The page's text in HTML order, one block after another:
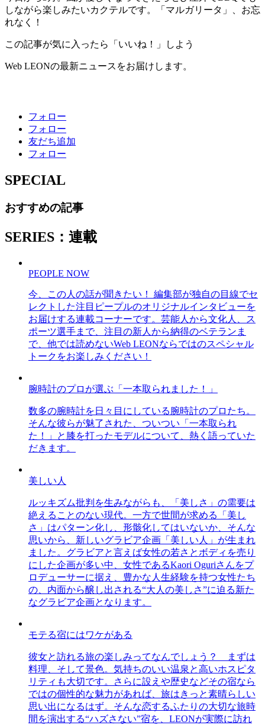
しながら楽しみたいカクテルです。「マルガリータ」、お忘
れなく！
この記事が気に入ったら「いいね！」しよう
Web LEONの最新ニュースをお届けします。
フォロー
フォロー
友だち追加
フォロー
SPECIAL
おすすめの記事
SERIES：連載
PEOPLE NOW
今、この人の話が聞きたい！ 編集部が独自の目線でセ
レクトした注目ピープルのオリジナルインタビューを
お届けする連載コーナーです。芸能人から文化人、ス
ポーツ選手まで、注目の新人から納得のベテランま
で、他では読めないWeb LEONならではのスペシャル
トークをお楽しみください！
腕時計のプロが選ぶ「一本取られました！」
数多の腕時計を日々目にしている腕時計のプロたち。
そんな彼らが魅了された、ついつい「一本取られ
た！」と膝を打ったモデルについて、熱く語っていた
だきます。
美しい人
ルッキズム批判を生みながらも、「美しさ」の需要は
絶えることのない現代。一方で世間が求める「美し
さ」はパターン化し、形骸化してはいないか、そんな
思いから、新しいグラビア企画「美しい人」が生まれ
ました。グラビアと言えば女性の若さとボディを売り
にした企画が多い中、女性であるKaori Oguriさんをプ
ロデューサーに据え、豊かな人生経験を持つ女性たち
の、内面から醸し出される“大人の美しさ”に迫る新た
なグラビア企画となります。
モテる宿にはワケがある
彼女と訪れる旅の楽しみってなんでしょう？ まずは
料理、そして景色。気持ちのいい温泉と高いホスピタ
リティも大切です。さらに設えや歴史などその宿なら
ではの個性的な魅力があれば、旅はきっと素晴らしい
思い出になるはず。そんな恋するふたりの大切な旅時
間を演出する“ハズさない”宿を、LEONが実際に訪れ